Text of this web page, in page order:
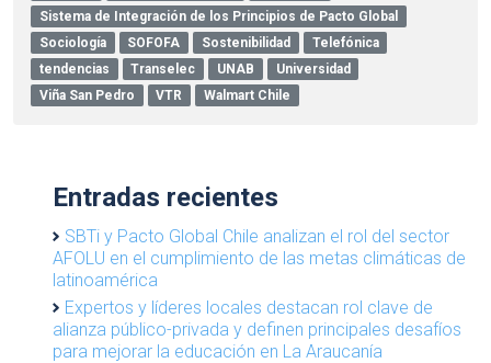
Sistema de Integración de los Principios de Pacto Global
Sociología
SOFOFA Sostenibilidad
Telefónica
tendencias
Transelec UNAB
Universidad
Viña San Pedro
VTR Walmart Chile
Entradas recientes
SBTi y Pacto Global Chile analizan el rol del sector
AFOLU en el cumplimiento de las metas climáticas de
latinoamérica
Expertos y líderes locales destacan rol clave de
alianza público-privada y definen principales desafíos
para mejorar la educación en La Araucanía